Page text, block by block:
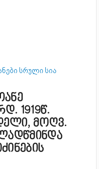
სრული სია
1919წ.
მოღვ.